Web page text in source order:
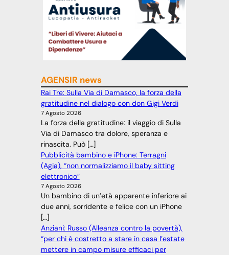
AGENSIR news
Rai Tre: Sulla Via di Damasco, la forza della
gratitudine nel dialogo con don Gigi Verdi
7 Agosto 2026
La forza della gratitudine: il viaggio di Sulla
Via di Damasco tra dolore, speranza e
rinascita. Può […]
Pubblicità bambino e iPhone: Terragni
(Agia), “non normalizziamo il baby sitting
elettronico”
7 Agosto 2026
Un bambino di un’età apparente inferiore ai
due anni, sorridente e felice con un iPhone
[…]
Anziani: Russo (Alleanza contro la povertà),
“per chi è costretto a stare in casa l’estate
mettere in campo misure efficaci per